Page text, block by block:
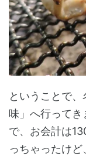
ということで
味」へ行って
で、お会計は
っちゃったけ